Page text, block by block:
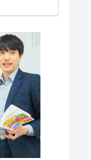
３世で小さい頃は
まで自